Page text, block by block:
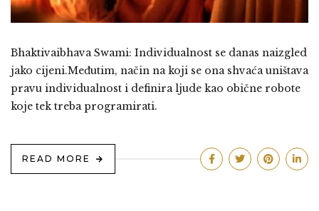
Bhaktivaibhava Swami: Individualnost se danas naizgled
jako cijeni.Međutim, način na koji se ona shvaća uništava
pravu individualnost i definira ljude kao obične robote
koje tek treba programirati.
READ MORE